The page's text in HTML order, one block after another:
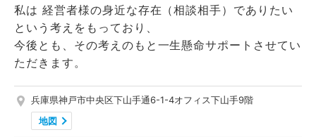
私は 経営者様の身近な存在（相談相手）でありたい
という考えをもっており、
今後とも、その考えのもと一生懸命サポートさせてい
ただきます。
兵庫県神戸市中央区下山手通6-1-4オフィス下山手9階
地図